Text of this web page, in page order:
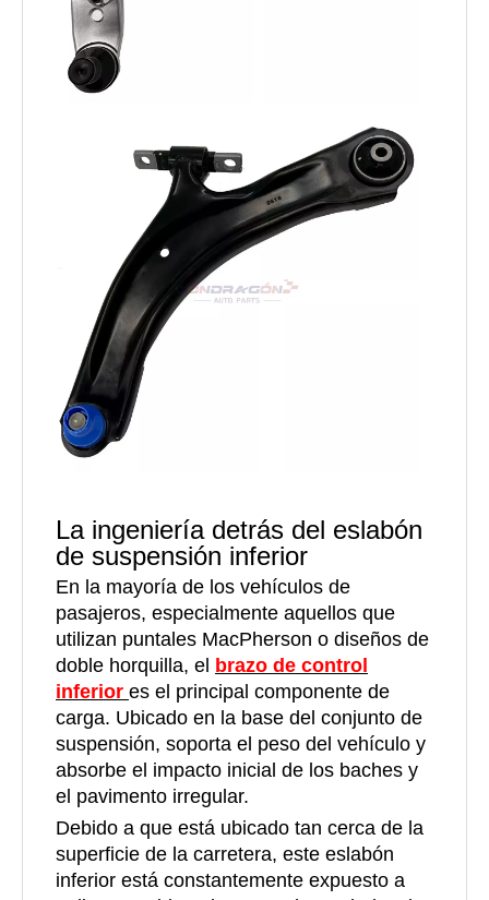
La ingeniería detrás del eslabón
de suspensión inferior
En la mayoría de los vehículos de
pasajeros, especialmente aquellos que
utilizan puntales MacPherson o diseños de
doble horquilla, el brazo de control
inferior es el principal componente de
carga. Ubicado en la base del conjunto de
suspensión, soporta el peso del vehículo y
absorbe el impacto inicial de los baches y
el pavimento irregular.
Debido a que está ubicado tan cerca de la
superficie de la carretera, este eslabón
inferior está constantemente expuesto a